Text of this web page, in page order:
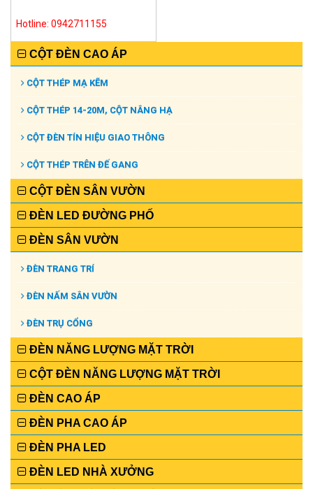
Hotline: 0942711155
CỘT ĐÈN CAO ÁP
CỘT THÉP MẠ KẼM
CỘT THÉP 14-20M, CỘT NÂNG HẠ
CỘT ĐÈN TÍN HIỆU GIAO THÔNG
CỘT THÉP TRÊN ĐẾ GANG
CỘT ĐÈN SÂN VƯỜN
ĐÈN LED ĐƯỜNG PHỐ
ĐÈN SÂN VƯỜN
ĐÈN TRANG TRÍ
ĐÈN NẤM SÂN VƯỜN
ĐÈN TRỤ CỔNG
ĐÈN NĂNG LƯỢNG MẶT TRỜI
CỘT ĐÈN NĂNG LƯỢNG MẶT TRỜI
ĐÈN CAO ÁP
ĐÈN PHA CAO ÁP
ĐÈN PHA LED
ĐÈN LED NHÀ XƯỞNG